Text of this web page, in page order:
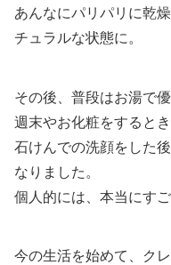
あんなにパリパリに乾
チュラルな状態に。
その後、普段はお湯で
週末やお化粧をすると
石けんでの洗顔をした
なりました。
個人的には、本当にすご
今の生活を始めて、ク